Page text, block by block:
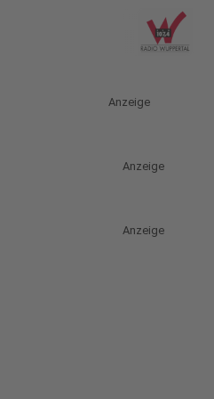
Anzeige
Anzeige
Anzeige